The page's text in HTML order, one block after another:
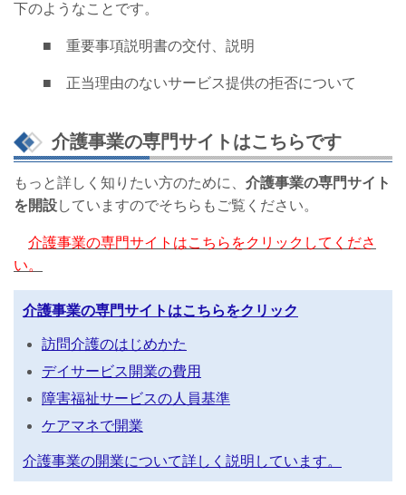
下のようなことです。
■ 重要事項説明書の交付、説明
■ 正当理由のないサービス提供の拒否について
介護事業の専門サイトはこちらです
もっと詳しく知りたい方のために、 介護事業の専門サイト
を開設していますのでそちらもご覧ください。
介護事業の専門サイトはこちらをクリックしてくださ
い。
介護事業の専門サイトはこちらをクリック
訪問介護のはじめかた
デイサービス開業の費用
障害福祉サービスの人員基準
ケアマネで開業
介護事業の開業について詳しく説明しています。